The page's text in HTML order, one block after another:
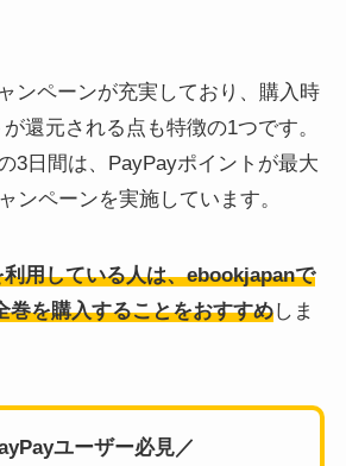
ンペーンが充実しており、購入時
還元される点も特徴の1つです。
3日間は、PayPayポイントが最大
ンペーンを実施しています。
用している人は、ebookjapanで
巻を購入することをおすすめしま
ユーザー必見／